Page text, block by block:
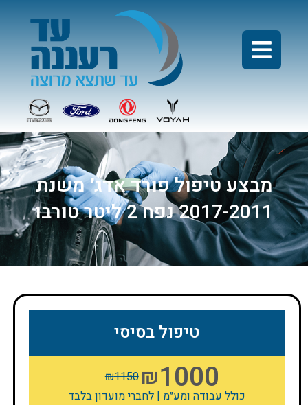
מבצע טיפול פורד אדג׳ משנת
2017-2011 נפח 2 ליטר טורבו
טיפול בסיסי
₪1150 ₪1000
כולל עבודה ומע״מ | לחברי מועדון בלבד